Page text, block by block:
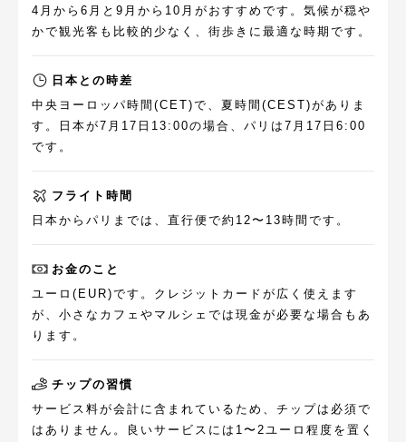
4月から6月と9月から10月がおすすめです。気候が穏や
かで観光客も比較的少なく、街歩きに最適な時期です。
日本との時差
中央ヨーロッパ時間(CET)で、夏時間(CEST)がありま
す。日本が7月17日13:00の場合、パリは7月17日6:00
です。
フライト時間
日本からパリまでは、直行便で約12〜13時間です。
お金のこと
ユーロ(EUR)です。クレジットカードが広く使えます
が、小さなカフェやマルシェでは現金が必要な場合もあ
ります。
チップの習慣
サービス料が会計に含まれているため、チップは必須で
はありません。良いサービスには1〜2ユーロ程度を置く